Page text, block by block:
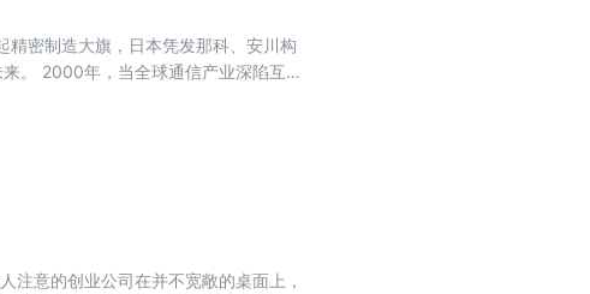
超，在位于江苏泗阳的厂区里沟通直
步如飞，这就
精密制造大旗，日本凭发那科、安川构
。 2000年，当全球通信产业深陷互联
2款产品占据全球市场份额榜首，4款
动化产业的崛起轨迹，更印证了其战
注意的创业公司在并不宽敞的桌面上，